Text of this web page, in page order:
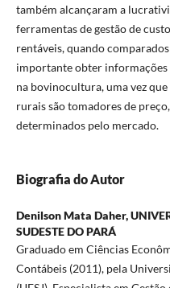
também alcançaram a
ferramentas de gestão de
rentáveis, quando
importante obter informações
na bovinocultura, uma vez
rurais são tomadores de
determinados pelo mercado.
Biografia do Autor
Denilson Mata Daher,
SUDESTE DO PARÁ
Graduado em Ciências
Contábeis (2011), pela